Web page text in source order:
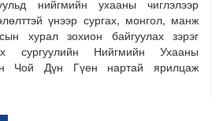
нийгмийн ухааны чиглэлээр
үнээр сургах, монгол, манж
хурал зохион байгуулах зэрэг
сургуулийн Нийгмийн Ухааны
Чой Дүн Гүен нартай ярилцаж